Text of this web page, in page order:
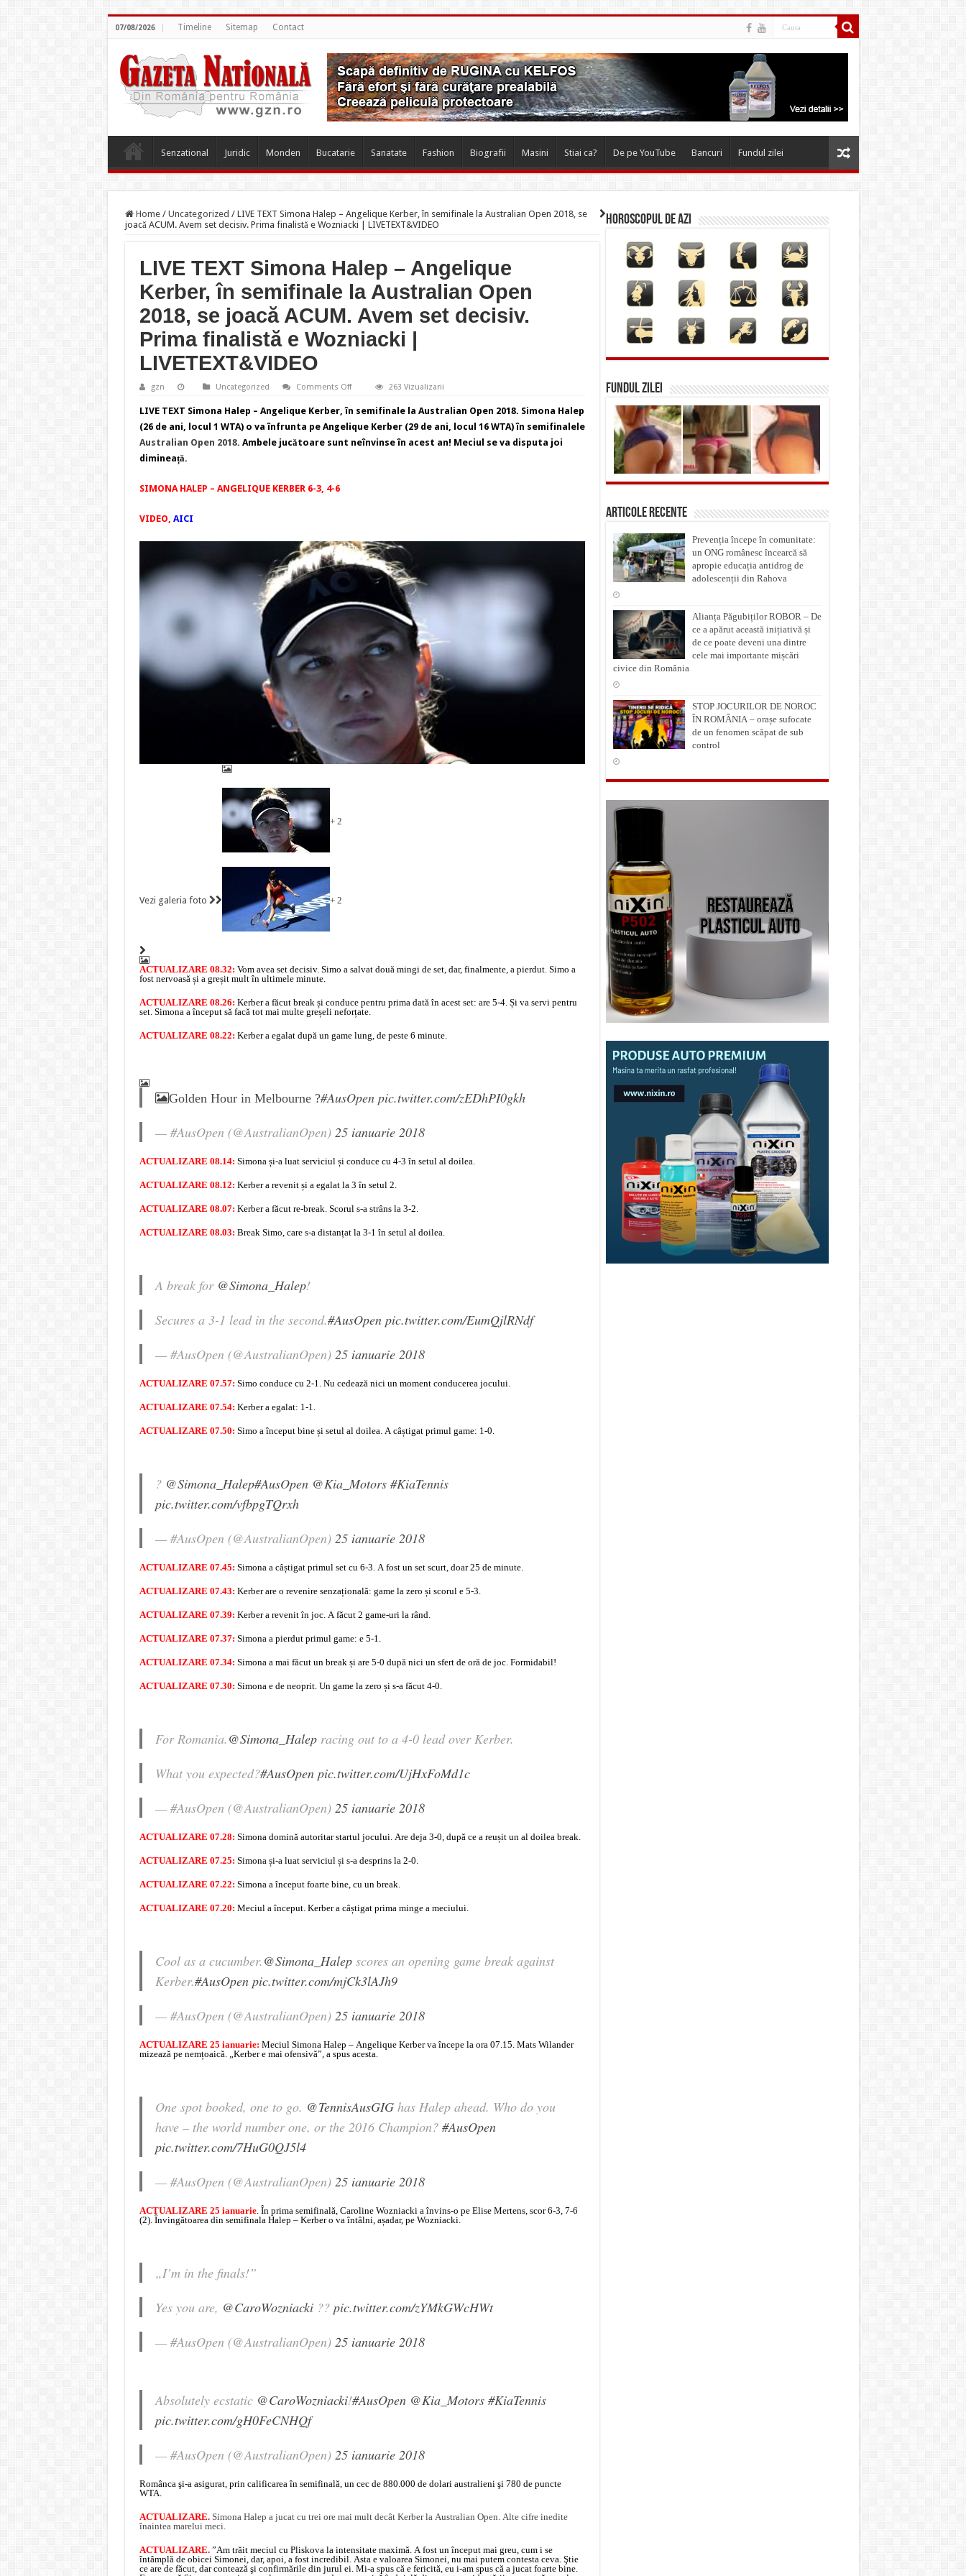
07/08/2026 Timeline Sitemap Contact
Senzational Juridic Monden Bucatarie Sanatate Fashion Biografii Masini Stiai ca? De pe YouTube Bancuri Fundul zilei
Home / Uncategorized / LIVE TEXT Simona Halep – Angelique Kerber, în semifinale la Australian Open 2018, se
joacă ACUM. Avem set decisiv. Prima finalistă e Wozniacki | LIVETEXT&VIDEO
LIVE TEXT Simona Halep – Angelique
Kerber, în semifinale la Australian Open
2018, se joacă ACUM. Avem set decisiv.
Prima finalistă e Wozniacki |
LIVETEXT&VIDEO
gzn Uncategorized Comments Offon
Simona
Halep
–
Angelique
Avem
set
decisiv.
Prima
finalistă
Wozniacki
|
LIVETEXT&VIDEO
263 Vizualizarii
LIVE TEXT Simona Halep – Angelique Kerber, în semifinale la Australian Open 2018. Simona Halep
(26 de ani, locul 1 WTA) o va înfrunta pe Angelique Kerber (29 de ani, locul 16 WTA) în semifinalele
Australian Open 2018. Ambele jucătoare sunt neînvinse în acest an! Meciul se va disputa joi
dimineață.
SIMONA HALEP – ANGELIQUE KERBER 6-3, 4-6
VIDEO, AICI
Vezi galeria foto
+ 2
+ 2
ACTUALIZARE 08.32: Vom avea set decisiv. Simo a salvat două mingi de set, dar, finalmente, a pierdut. Simo a
fost nervoasă și a greșit mult în ultimele minute.
ACTUALIZARE 08.26: Kerber a făcut break și conduce pentru prima dată în acest set: are 5-4. Și va servi pentru
set. Simona a început să facă tot mai multe greșeli neforțate.
ACTUALIZARE 08.22: Kerber a egalat după un game lung, de peste 6 minute.
Golden Hour in Melbourne ?#AusOpen pic.twitter.com/zEDhPI0gkh
— #AusOpen (@AustralianOpen) 25 ianuarie 2018
ACTUALIZARE 08.14: Simona și-a luat serviciul și conduce cu 4-3 în setul al doilea.
ACTUALIZARE 08.12: Kerber a revenit și a egalat la 3 în setul 2.
ACTUALIZARE 08.07: Kerber a făcut re-break. Scorul s-a strâns la 3-2.
ACTUALIZARE 08.03: Break Simo, care s-a distanțat la 3-1 în setul al doilea.
A break for @Simona_Halep!
Secures a 3-1 lead in the second.#AusOpen pic.twitter.com/EumQjlRNdf
— #AusOpen (@AustralianOpen) 25 ianuarie 2018
ACTUALIZARE 07.57: Simo conduce cu 2-1. Nu cedează nici un moment conducerea jocului.
ACTUALIZARE 07.54: Kerber a egalat: 1-1.
ACTUALIZARE 07.50: Simo a început bine și setul al doilea. A câștigat primul game: 1-0.
? @Simona_Halep#AusOpen @Kia_Motors #KiaTennis
pic.twitter.com/vfbpgTQrxh
— #AusOpen (@AustralianOpen) 25 ianuarie 2018
ACTUALIZARE 07.45: Simona a câștigat primul set cu 6-3. A fost un set scurt, doar 25 de minute.
ACTUALIZARE 07.43: Kerber are o revenire senzațională: game la zero și scorul e 5-3.
ACTUALIZARE 07.39: Kerber a revenit în joc. A făcut 2 game-uri la rând.
ACTUALIZARE 07.37: Simona a pierdut primul game: e 5-1.
ACTUALIZARE 07.34: Simona a mai făcut un break și are 5-0 după nici un sfert de oră de joc. Formidabil!
ACTUALIZARE 07.30: Simona e de neoprit. Un game la zero și s-a făcut 4-0.
For Romania.@Simona_Halepracing out to a 4-0 lead over Kerber.
What you expected?#AusOpen pic.twitter.com/UjHxFoMd1c
— #AusOpen (@AustralianOpen) 25 ianuarie 2018
ACTUALIZARE 07.28: Simona domină autoritar startul jocului. Are deja 3-0, după ce a reușit un al doilea break.
ACTUALIZARE 07.25: Simona și-a luat serviciul și s-a desprins la 2-0.
ACTUALIZARE 07.22: Simona a început foarte bine, cu un break.
ACTUALIZARE 07.20: Meciul a început. Kerber a câștigat prima minge a meciului.
Cool as a cucumber.@Simona_Halepscores an opening game break against
Kerber.#AusOpen pic.twitter.com/mjCk3lAJh9
— #AusOpen (@AustralianOpen) 25 ianuarie 2018
ACTUALIZARE 25 ianuarie: Meciul Simona Halep – Angelique Kerber va începe la ora 07.15. Mats Wilander
mizează pe nemțoaică. „Kerber e mai ofensivă”, a spus acesta.
One spot booked, one to go. @TennisAusGIGhas Halep ahead. Who do you
have – the world number one, or the 2016 Champion? #AusOpen
pic.twitter.com/7HuG0QJ5l4
— #AusOpen (@AustralianOpen) 25 ianuarie 2018
ACTUALIZARE 25 ianuarie. În prima semifinală, Caroline Wozniacki a învins-o pe Elise Mertens, scor 6-3, 7-6
(2). Învingătoarea din semifinala Halep – Kerber o va întâlni, așadar, pe Wozniacki.
„I’m in the finals!”
Yes you are, @CaroWozniacki?? pic.twitter.com/zYMkGWcHWt
— #AusOpen (@AustralianOpen) 25 ianuarie 2018
Absolutely ecstatic @CaroWozniacki!#AusOpen @Kia_Motors #KiaTennis
pic.twitter.com/gH0FeCNHQf
— #AusOpen (@AustralianOpen) 25 ianuarie 2018
Românca şi-a asigurat, prin calificarea în semifinală, un cec de 880.000 de dolari australieni şi 780 de puncte
WTA.
ACTUALIZARE. Simona Halep a jucat cu trei ore mai mult decât Kerber la Australian Open. Alte cifre inedite
înaintea marelui meci
ACTUALIZARE. ”Am trăit meciul cu Pliskova la intensitate maximă. A fost un început mai greu, cum i se
întâmplă de obicei Simonei, dar, apoi, a fost incredibil. Asta e valoarea Simonei, nu mai putem contesta ceva. Ştie
ce are de făcut, dar contează şi confirmările din jurul ei. Mi-a spus că e fericită, eu i-am spus că a jucat foarte bine.
Horoscopul de azi
FUNDUL ZILEI
Articole recente
Prevenția începe în comunitate:
un ONG românesc încearcă să
apropie educația antidrog de
adolescenții din Rahova
Alianța Păgubiților ROBOR – De
ce a apărut această inițiativă și
de ce poate deveni una dintre
cele mai importante mișcări
civice din România
STOP JOCURILOR DE NOROC
ÎN ROMÂNIA – orașe sufocate
de un fenomen scăpat de sub
control